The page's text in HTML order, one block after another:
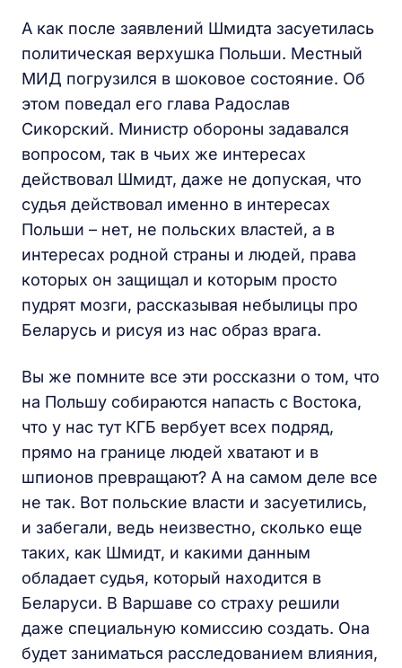
А как после заявлений Шмидта засуетилась
политическая верхушка Польши. Местный
МИД погрузился в шоковое состояние. Об
этом поведал его глава Радослав
Сикорский. Министр обороны задавался
вопросом, так в чьих же интересах
действовал Шмидт, даже не допуская, что
судья действовал именно в интересах
Польши – нет, не польских властей, а в
интересах родной страны и людей, права
которых он защищал и которым просто
пудрят мозги, рассказывая небылицы про
Беларусь и рисуя из нас образ врага.
Вы же помните все эти россказни о том, что
на Польшу собираются напасть с Востока,
что у нас тут КГБ вербует всех подряд,
прямо на границе людей хватают и в
шпионов превращают? А на самом деле все
не так. Вот польские власти и засуетились,
и забегали, ведь неизвестно, сколько еще
таких, как Шмидт, и какими данным
обладает судья, который находится в
Беларуси. В Варшаве со страху решили
даже специальную комиссию создать. Она
будет заниматься расследованием влияния,